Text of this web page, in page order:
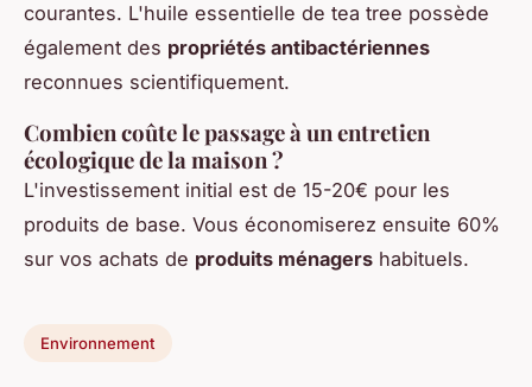
courantes. L'huile essentielle de tea tree possède
également des propriétés antibactériennes
reconnues scientifiquement.
Combien coûte le passage à un entretien
écologique de la maison ?
L'investissement initial est de 15-20€ pour les
produits de base. Vous économiserez ensuite 60%
sur vos achats de produits ménagers habituels.
Environnement